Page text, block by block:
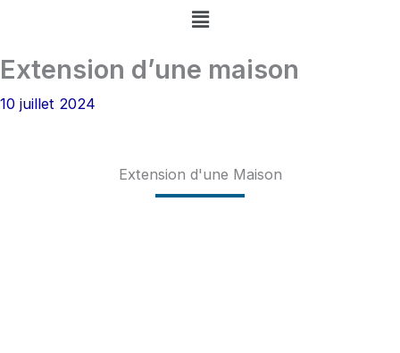
Menu
Extension d’une maison
10 juillet 2024
Extension d'une Maison